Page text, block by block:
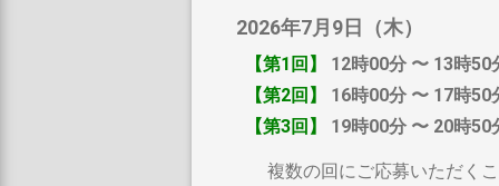
2026年7月9日（木）
【第1回】
12時00分 〜 13時50
【第2回】
16時00分 〜 17時50
【第3回】
19時00分 〜 20時50
複数の回にご応募いただくこ